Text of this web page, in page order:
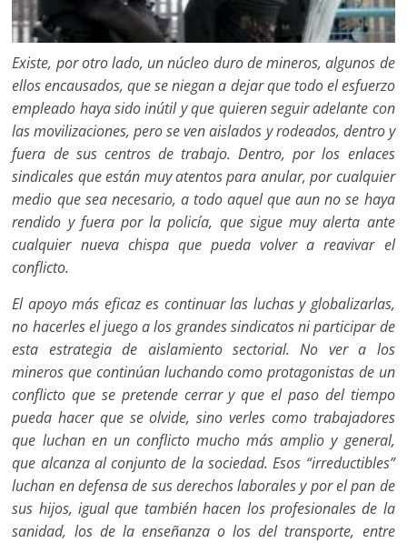
Existe, por otro lado, un núcleo duro de mineros, algunos de
ellos encausados, que se niegan a dejar que todo el esfuerzo
empleado haya sido inútil y que quieren seguir adelante con
las movilizaciones, pero se ven aislados y rodeados, dentro y
fuera de sus centros de trabajo. Dentro, por los enlaces
sindicales que están muy atentos para anular, por cualquier
medio que sea necesario, a todo aquel que aun no se haya
rendido y fuera por la policía, que sigue muy alerta ante
cualquier nueva chispa que pueda volver a reavivar el
conflicto.
El apoyo más eficaz es continuar las luchas y globalizarlas,
no hacerles el juego a los grandes sindicatos ni participar de
esta estrategia de aislamiento sectorial. No ver a los
mineros que continúan luchando como protagonistas de un
conflicto que se pretende cerrar y que el paso del tiempo
pueda hacer que se olvide, sino verles como trabajadores
que luchan en un conflicto mucho más amplio y general,
que alcanza al conjunto de la sociedad. Esos “irreductibles”
luchan en defensa de sus derechos laborales y por el pan de
sus hijos, igual que también hacen los profesionales de la
sanidad, los de la enseñanza o los del transporte, entre